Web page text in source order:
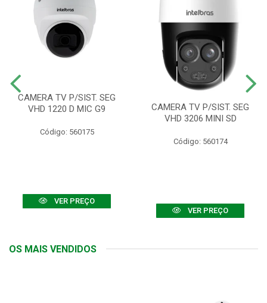
CAMERA TV P/SIST. SEG
VHD 1220 D MIC G9
Código: 560175
VER PREÇO
CAMERA TV P/SIST. SEG
VHD 3206 MINI SD
Código: 560174
VER PREÇO
OS MAIS VENDIDOS